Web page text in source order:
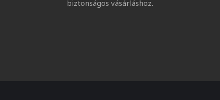
biztonságos vásárláshoz.